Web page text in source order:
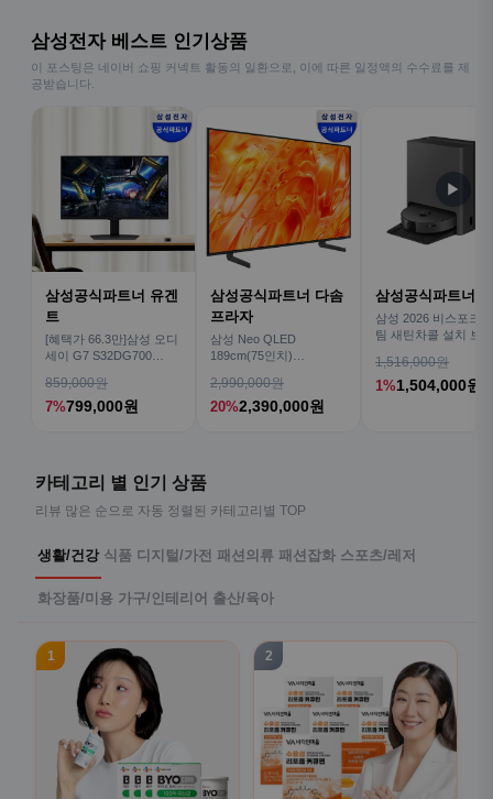
삼성전자 베스트 인기상품
이 포스팅은 네이버 쇼핑 커넥트 활동의 일환으로, 이에 따른 일정액의 수수료를 제
공받습니다.
삼성공식파트너 유겐
트
[혜택가 66.3만]삼성 오디
세이 G7 S32DG700
859,000원
7%799,000원
삼성공식파트너 다솜
프라자
삼성 Neo QLED
189cm(75인치)
TV
2,990,000원
20%2,390,000원
삼성공식파트너
삼성 2026 비스포크
팀 새틴차콜 설치 보
1,516,000원
1%1,504,000원
▶
카테고리 별 인기 상품
리뷰 많은 순으로 자동 정렬된 카테고리별 TOP
생활/건강 식품 디지털/가전 패션의류 패션잡화 스포츠/레저
화장품/미용 가구/인테리어 출산/육아
1 2